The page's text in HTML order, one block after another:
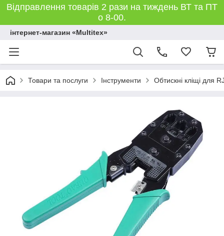
Відправлення товарів 2 рази на тиждень ВТ та ПТ
о 8-00.
інтернет-магазин «Multitex»
Товари та послуги Інструменти Обтискні кліщі для